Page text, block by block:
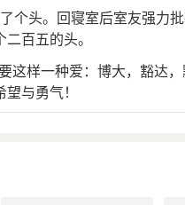
个头。回寝室后室友强力
百五的头。
这样一种爱：博大，豁达
与勇气！